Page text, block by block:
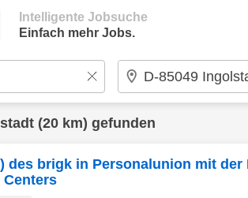
Intelligente Jobsuche
Einfach mehr Jobs.
(20 km) gefunden
des brigk in Personalunion mit
Centers